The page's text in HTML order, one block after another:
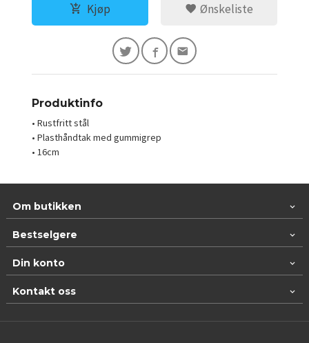
Kjøp Ønskeliste
Produktinfo
• Rustfritt stål
• Plasthåndtak med gummigrep
• 16cm
Om butikken
Bestselgere
Din konto
Kontakt oss